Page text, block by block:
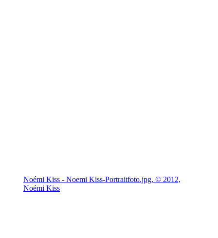
Noémi Kiss - Noemi Kiss-Portraitfoto.jpg, © 2012,
Noémi Kiss